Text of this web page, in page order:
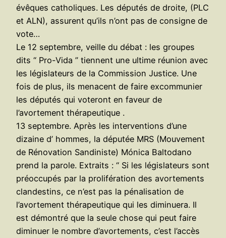
évêques catholiques. Les députés de droite, (PLC
et ALN), assurent qu’ils n’ont pas de consigne de
vote…
Le 12 septembre, veille du débat : les groupes
dits “ Pro-Vida ” tiennent une ultime réunion avec
les législateurs de la Commission Justice. Une
fois de plus, ils menacent de faire excommunier
les députés qui voteront en faveur de
l’avortement thérapeutique .
13 septembre. Après les interventions d’une
dizaine d’ hommes, la députée MRS (Mouvement
de Rénovation Sandiniste) Mónica Baltodano
prend la parole. Extraits : “ Si les législateurs sont
préoccupés par la prolifération des avortements
clandestins, ce n’est pas la pénalisation de
l’avortement thérapeutique qui les diminuera. Il
est démontré que la seule chose qui peut faire
diminuer le nombre d’avortements, c’est l’accès